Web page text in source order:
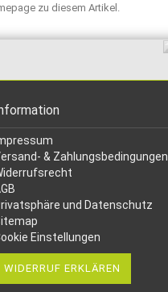
zu diesem Artikel.
& Zahlungsbedingungen
und Datenschutz
Einstellungen
WIDERRUF ERKLÄREN